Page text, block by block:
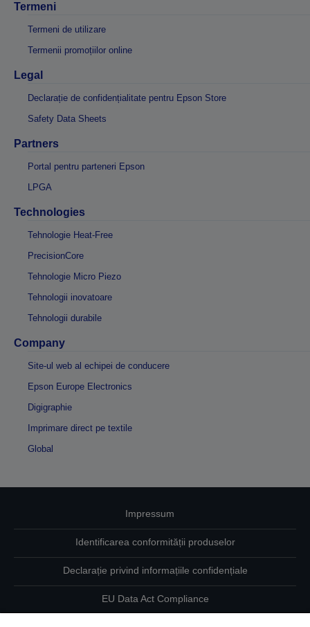
Termeni
Termeni de utilizare
Termenii promoțiilor online
Legal
Declarație de confidențialitate pentru Epson Store
Safety Data Sheets
Partners
Portal pentru parteneri Epson
LPGA
Technologies
Tehnologie Heat-Free
PrecisionCore
Tehnologie Micro Piezo
Tehnologii inovatoare
Tehnologii durabile
Company
Site-ul web al echipei de conducere
Epson Europe Electronics
Digigraphie
Imprimare direct pe textile
Global
Impressum
Identificarea conformității produselor
Declarație privind informațiile confidențiale
EU Data Act Compliance